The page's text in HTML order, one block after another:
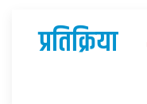
प्रतिक्रिया